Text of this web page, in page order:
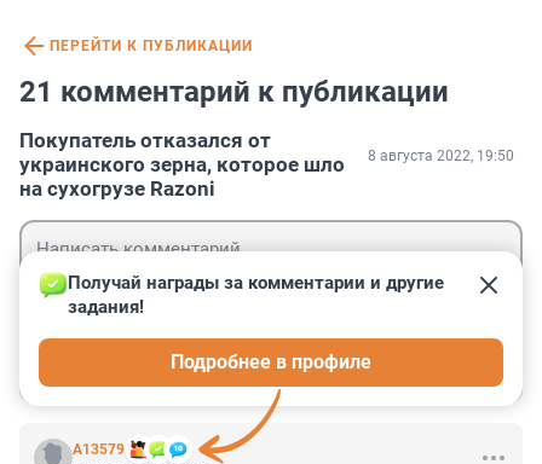
ПЕРЕЙТИ К ПУБЛИКАЦИИ
21 комментарий к публикации
Покупатель отказался от
украинского зерна, которое шло
на сухогрузе Razoni
8 августа 2022, 19:50
А13579
Получай награды за комментарии и другие
задания!
Подробнее в профиле